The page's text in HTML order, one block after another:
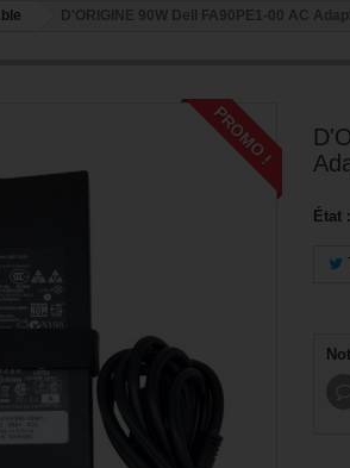
D'ORIGINE 90W Dell FA90PE1-00 AC
PROMO !
État :